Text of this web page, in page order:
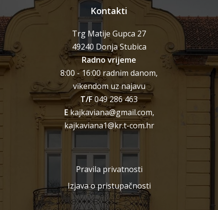
Kontakti
Trg Matije Gupca 27
49240 Donja Stubica
Radno vrijeme
8:00 - 16:00 radnim danom,
vikendom uz najavu
T/F049 286 463
Ekajkaviana@gmail.com,
kajkaviana1@kr.t-com.hr
Pravila privatnosti
Izjava o pristupačnosti